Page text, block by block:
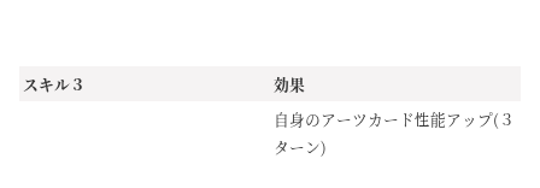
スキル３ 効果
自身のアーツカード性能アップ(３
ターン)